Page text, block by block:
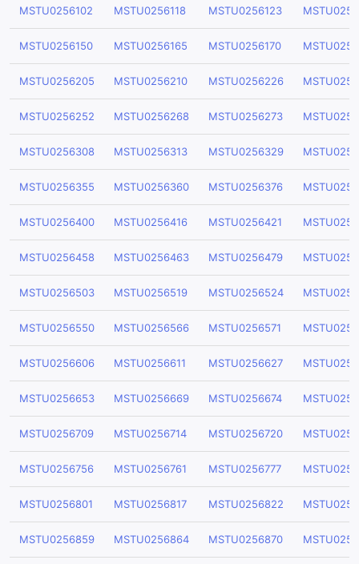
MSTU0256102 MSTU0256118 MSTU0256123
MSTU0256150 MSTU0256165 MSTU0256170
MSTU0256205 MSTU0256210 MSTU0256226
MSTU0256252 MSTU0256268 MSTU0256273
MSTU0256308 MSTU0256313 MSTU0256329
MSTU0256355 MSTU0256360 MSTU0256376
MSTU0256400 MSTU0256416 MSTU0256421
MSTU0256458 MSTU0256463 MSTU0256479
MSTU0256503 MSTU0256519 MSTU0256524
MSTU0256550 MSTU0256566 MSTU0256571
MSTU0256606 MSTU0256611 MSTU0256627
MSTU0256653 MSTU0256669 MSTU0256674
MSTU0256709 MSTU0256714 MSTU0256720
MSTU0256756 MSTU0256761 MSTU0256777
MSTU0256801 MSTU0256817 MSTU0256822
MSTU0256859 MSTU0256864 MSTU0256870